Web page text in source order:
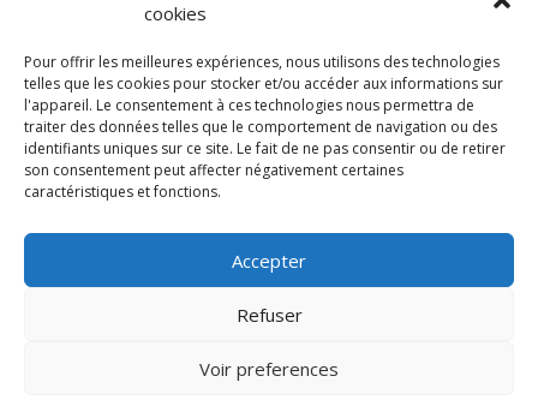
cookies
Pour offrir les meilleures expériences, nous utilisons des technologies
telles que les cookies pour stocker et/ou accéder aux informations sur
l'appareil. Le consentement à ces technologies nous permettra de
traiter des données telles que le comportement de navigation ou des
identifiants uniques sur ce site. Le fait de ne pas consentir ou de retirer
son consentement peut affecter négativement certaines
caractéristiques et fonctions.
Accepter
Refuser
Voir preferences
le lundi de 9h00 à 12h00
le jeudi de 13h00 à 16h00
le samedi de 9h00 à 12h00
En dehors de ces horaires, une permanence téléphonique
est assurée le vendredi de 13 à 16 h, sauf les samedi
après-midi et dimanche.
Monsieur le Maire et les adjoints reçoivent sur rendez-
Les horaires et les jours de permanence peuvent être